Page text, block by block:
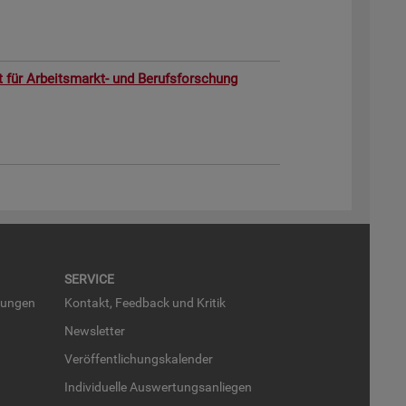
Ar­beits­markt- und Be­rufs­for­schung
SER­VICE
Kon­takt, Feed­back und Kri­tik
News­let­ter
Ver­öf­fent­li­chungs­ka­len­der
In­di­vi­du­el­le Aus­wer­tungs­an­lie­gen